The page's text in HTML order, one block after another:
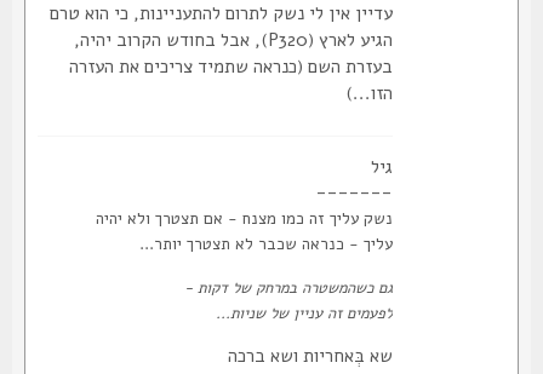
עדיין אין לי נשק לתרום להתעניינות, כי הוא טרם
הגיע לארץ (P320), אבל בחודש הקרוב יהיה,
בעזרת השם (כנראה שתמיד צריכים את העזרה
הזו...)
-------
נשק עליך זה כמו מצנח - אם תצטרך ולא יהיה
עליך - כנראה שכבר לא תצטרך יותר...
גם כשהמשטרה במרחק של דקות -
לפעמים זה עניין של שניות...
שא בְּאחריות ושא ברכה